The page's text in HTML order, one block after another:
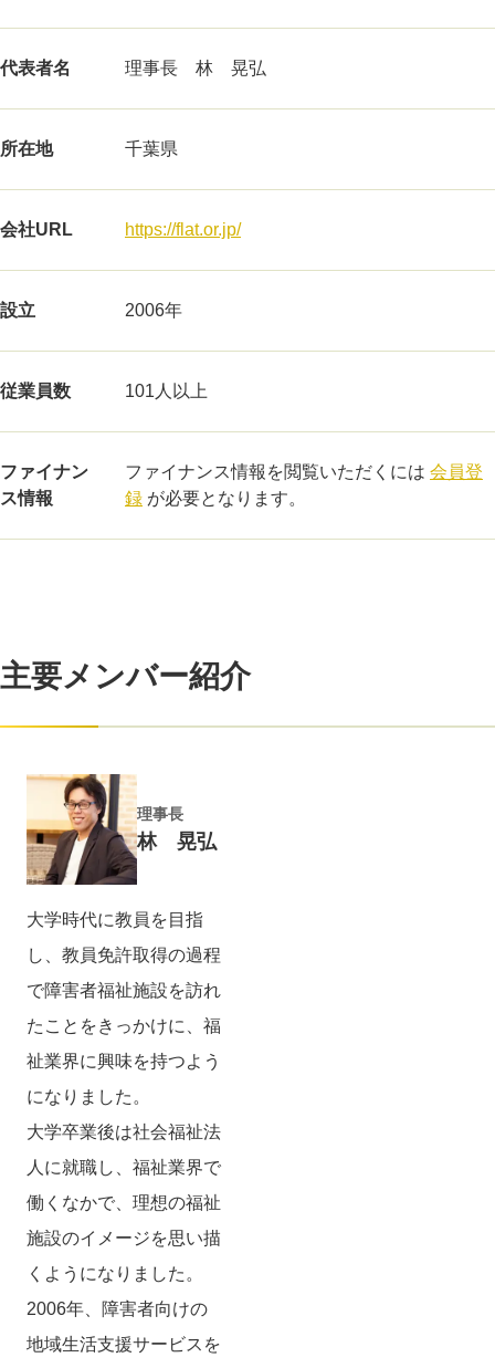
代表者名 理事長 林 晃弘
所在地 千葉県
会社URL https://flat.or.jp/
設立 2006年
従業員数 101人以上
ファイナン
ス情報
ファイナンス情報を閲覧いただくには 会員登
録 が必要となります。
主要メンバー紹介
理事長
林 晃弘
大学時代に教員を目指
し、教員免許取得の過程
で障害者福祉施設を訪れ
たことをきっかけに、福
祉業界に興味を持つよう
になりました。
大学卒業後は社会福祉法
人に就職し、福祉業界で
働くなかで、理想の福祉
施設のイメージを思い描
くようになりました。
2006年、障害者向けの
地域生活支援サービスを